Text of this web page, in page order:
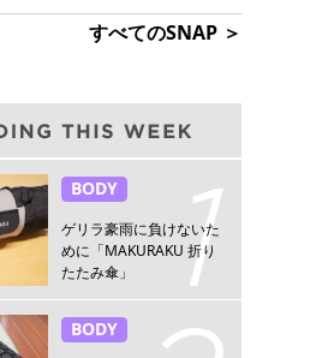
すべてのSNAP ＞
BODY
ゲリラ豪雨に負けないた
めに「MAKURAKU 折り
たたみ傘」
BODY